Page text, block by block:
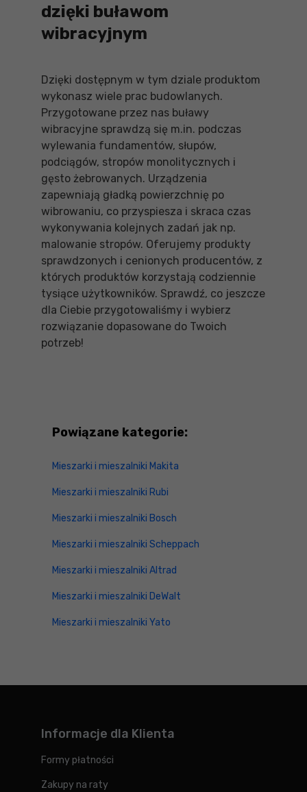
dzięki buławom
wibracyjnym
Dzięki dostępnym w tym dziale produktom
wykonasz wiele prac budowlanych.
Przygotowane przez nas buławy
wibracyjne sprawdzą się m.in. podczas
wylewania fundamentów, słupów,
podciągów, stropów monolitycznych i
gęsto żebrowanych. Urządzenia
zapewniają gładką powierzchnię po
wibrowaniu, co przyspiesza i skraca czas
wykonywania kolejnych zadań jak np.
malowanie stropów. Oferujemy produkty
sprawdzonych i cenionych producentów, z
których produktów korzystają codziennie
tysiące użytkowników. Sprawdź, co jeszcze
dla Ciebie przygotowaliśmy i wybierz
rozwiązanie dopasowane do Twoich
potrzeb!
Powiązane kategorie:
Mieszarki i mieszalniki Makita
Mieszarki i mieszalniki Rubi
Mieszarki i mieszalniki Bosch
Mieszarki i mieszalniki Scheppach
Mieszarki i mieszalniki Altrad
Mieszarki i mieszalniki DeWalt
Mieszarki i mieszalniki Yato
Informacje dla Klienta
Formy płatności
Zakupy na raty